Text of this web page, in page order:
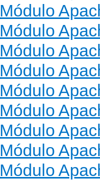
Módulo
Módulo
Módulo
Módulo
Módulo
Módulo
Módulo
Módulo
Módulo